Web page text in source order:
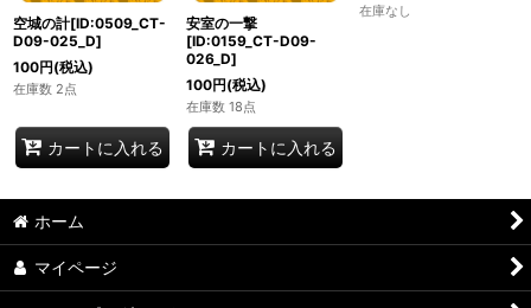
空城の計[ID:0509_CT-
D09-025_D]
100円(税込)
在庫数 2点
カートに入れる
安室の一撃
[ID:0159_CT-D09-
026_D]
100円(税込)
在庫数 18点
カートに入れる
在庫なし
ホーム
マイページ